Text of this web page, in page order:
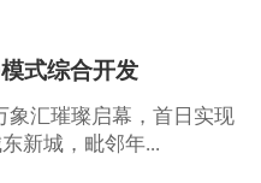
式综合开发
象汇璀璨启幕，首日实现
新城，毗邻年...